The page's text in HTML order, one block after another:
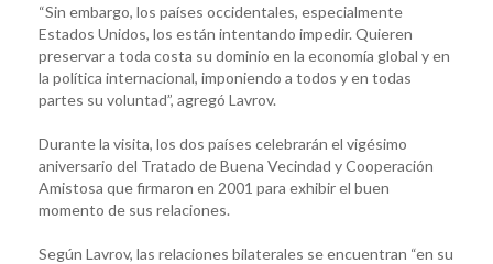
“Sin embargo, los países occidentales, especialmente
Estados Unidos, los están intentando impedir. Quieren
preservar a toda costa su dominio en la economía global y en
la política internacional, imponiendo a todos y en todas
partes su voluntad”, agregó Lavrov.
Durante la visita, los dos países celebrarán el vigésimo
aniversario del Tratado de Buena Vecindad y Cooperación
Amistosa que firmaron en 2001 para exhibir el buen
momento de sus relaciones.
Según Lavrov, las relaciones bilaterales se encuentran “en su